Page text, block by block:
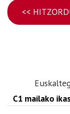
<<
C1 mailako